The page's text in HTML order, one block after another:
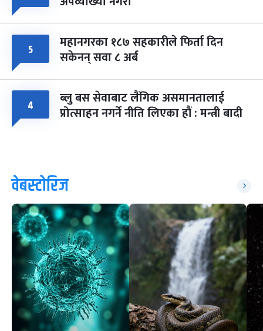
५ महानगरका १८७ सहकारीले फिर्ता दिन
सकेनन् सवा ८ अर्ब
४ ब्लु बस सेवाबाट लैंगिक असमानतालाई
प्रोत्साहन नगर्ने नीति लिएका हौं : मन्त्री बादी
वेबस्टोरिज